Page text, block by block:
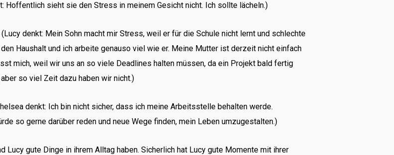
Hoffentlich sieht sie den Stress in meinem Gesicht nicht. Ich sollte lächeln.)
denkt: Mein Sohn macht mir Stress, weil er für die Schule nicht lernt und schlechte
Haushalt und ich arbeite genauso viel wie er. Meine Mutter ist derzeit nicht einfach
mich, weil wir uns an so viele Deadlines halten müssen, da ein Projekt bald fertig
so viel Zeit dazu haben wir nicht.)
denkt: Ich bin nicht sicher, dass ich meine Arbeitsstelle behalten werde.
so gerne darüber reden und neue Wege finden, mein Leben umzugestalten.)
Lucy gute Dinge in ihrem Alltag haben. Sicherlich hat Lucy gute Momente mit ihrer